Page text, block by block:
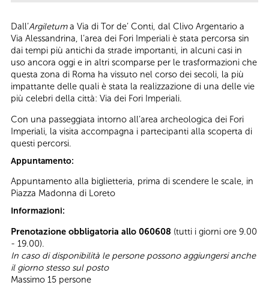
Dall’Argiletuma Via di Tor de’ Conti, dal Clivo Argentario a
Via Alessandrina, l’area dei Fori Imperiali è stata percorsa sin
dai tempi più antichi da strade importanti, in alcuni casi in
uso ancora oggi e in altri scomparse per le trasformazioni che
questa zona di Roma ha vissuto nel corso dei secoli, la più
impattante delle quali è stata la realizzazione di una delle vie
più celebri della città: Via dei Fori Imperiali.
Con una passeggiata intorno all’area archeologica dei Fori
Imperiali, la visita accompagna i partecipanti alla scoperta di
questi percorsi.
Appuntamento:
Appuntamento alla biglietteria, prima di scendere le scale, in
Piazza Madonna di Loreto
Informazioni:
Prenotazione obbligatoria allo 060608 (tutti i giorni ore 9.00
- 19.00).
In caso di disponibilità le persone possono aggiungersi anche
il giorno stesso sul posto
Massimo 15 persone